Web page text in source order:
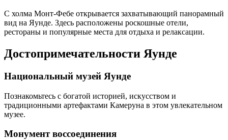
С холма Монт-Фебе открывается захватывающий панорамный
вид на Яунде. Здесь расположены роскошные отели,
рестораны и популярные места для отдыха и релаксации.
Достопримечательности Яунде
Национальный музей Яунде
Познакомьтесь с богатой историей, искусством и
традиционными артефактами Камеруна в этом увлекательном
музее.
Монумент воссоединения